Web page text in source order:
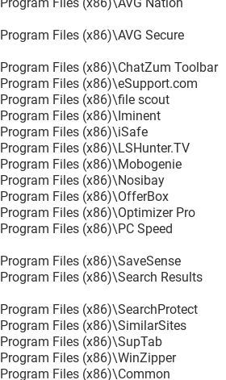
Files (x86)\AVG Secure
Files (x86)\ChatZum Toolbar
Files (x86)\eSupport.com
Files (x86)\file scout
Files (x86)\Iminent
Files (x86)\iSafe
Files (x86)\LSHunter.TV
Files (x86)\Mobogenie
Files (x86)\Nosibay
Files (x86)\OfferBox
Files (x86)\Optimizer Pro
Files (x86)\PC Speed
Files (x86)\SaveSense
Files (x86)\Search Results
Files (x86)\SearchProtect
Files (x86)\SimilarSites
Files (x86)\SupTab
Files (x86)\WinZipper
Files (x86)\Common